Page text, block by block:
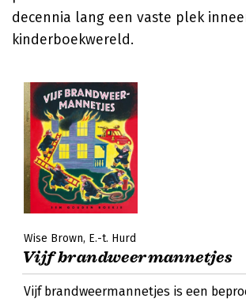
decennia lang een vaste plek
kinderboekwereld.
Wise Brown E.-t. Hurd
Vijf brandweermannetjes
Vijf brandweermannetjes is een